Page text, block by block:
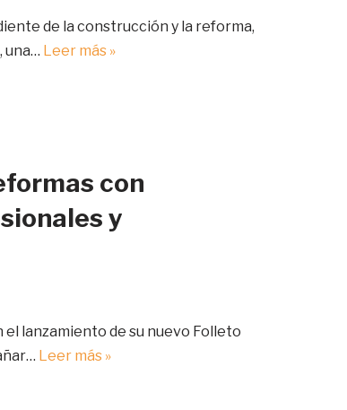
de la construcción y la reforma,
una… Leer más »
con
y
lanzamiento de su nuevo Folleto
Leer más »